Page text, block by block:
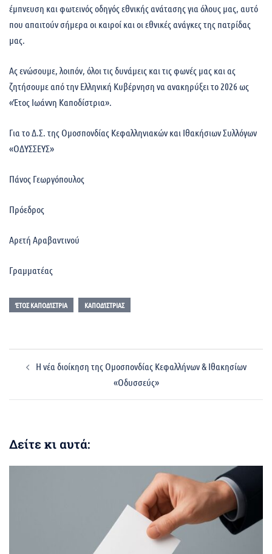
έμπνευση και φωτεινός οδηγός εθνικής ανάτασης για όλους μας, αυτό
που απαιτούν σήμερα οι καιροί και οι εθνικές ανάγκες της πατρίδας
μας.
Ας ενώσουμε, λοιπόν, όλοι τις δυνάμεις και τις φωνές μας και ας
ζητήσουμε από την Ελληνική Κυβέρνηση να ανακηρύξει το 2026 ως
«Έτος Ιωάννη Καποδίστρια».
Για το Δ.Σ. της Ομοσπονδίας Κεφαλληνιακών και Ιθακήσιων Συλλόγων
«ΟΔΥΣΣΕΥΣ»
Πάνος Γεωργόπουλος
Πρόεδρος
Αρετή Αραβαντινού
Γραμματέας
ΈΤΟΣ ΚΑΠΟΔΊΣΤΡΙΑ ΚΑΠΟΔΊΣΤΡΙΑΣ
navigation
Η νέα διοίκηση της Ομοσπονδίας Κεφαλλήνων & Ιθακησίων
«Οδυσσεύς»
Δείτε κι αυτά: